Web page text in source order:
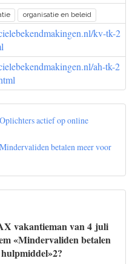
organisatie en beleid
kv-tk-2
ah-tk-2
actief op online
betalen meer voor
vakantieman van 4 juli
«Mindervaliden betalen